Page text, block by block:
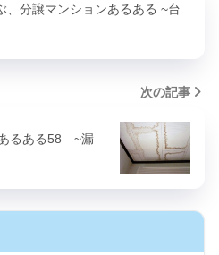
、分譲マンションあるある ~台
次の記事
あるある58 ~漏